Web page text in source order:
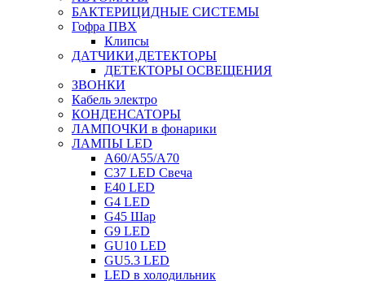
БАКТЕРИЦИДНЫЕ СИСТЕМЫ
Гофра ПВХ
Клипсы
ДАТЧИКИ,ДЕТЕКТОРЫ
ДЕТЕКТОРЫ ОСВЕЩЕНИЯ
ЗВОНКИ
Кабель электро
КОНДЕНСАТОРЫ
ЛАМПОЧКИ в фонарики
ЛАМПЫ LED
A60/A55/A70
C37 LED Свеча
E40 LED
G4 LED
G45 Шар
G9 LED
GU10 LED
GU5.3 LED
LED в холодильник